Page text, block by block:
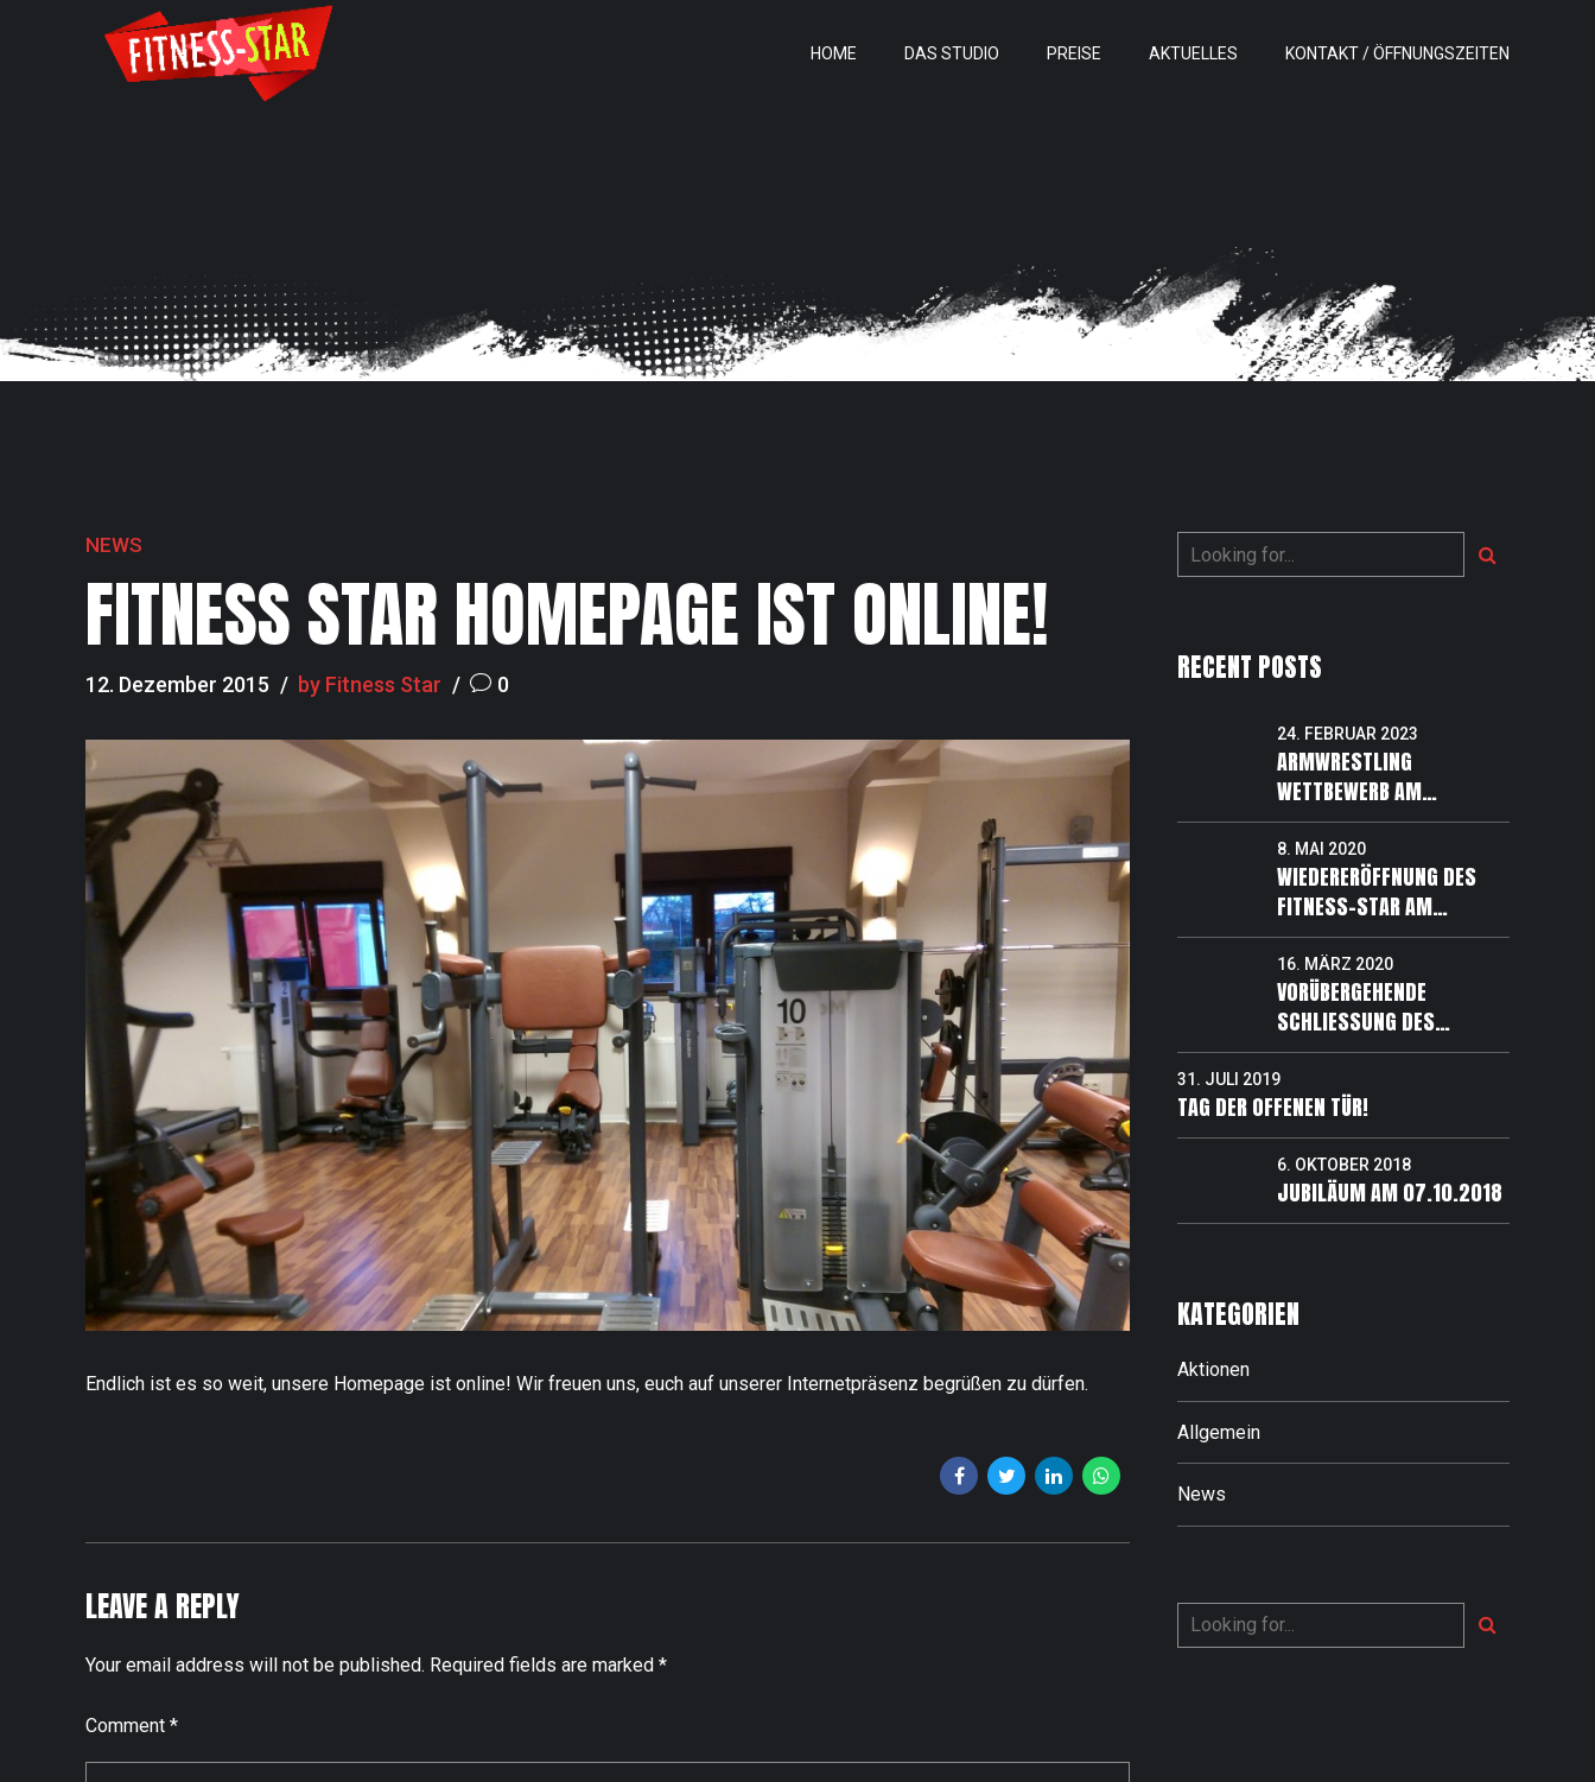
HOME DAS STUDIO PREISE AKTUELLES KONTAKT / ÖFFNUNGSZEITEN
NEWS
FITNESS STAR HOMEPAGE IST ONLINE!
12. Dezember 2015 by Fitness Star 0
Endlich ist es so weit, unsere Homepage ist online! Wir freuen uns, euch auf unserer Internetpräsenz begrüßen zu dürfen.
LEAVE A REPLY
Your email address will not be published. Required fields are marked *
Comment *
RECENT POSTS
24. FEBRUAR 2023
ARMWRESTLING
WETTBEWERB AM
04.03.2023 UM 12:00
UHR
8. MAI 2020
WIEDERERÖFFNUNG DES
FITNESS-STAR AM
11.05.2020 !
16. MÄRZ 2020
VORÜBERGEHENDE
SCHLIESSUNG DES F
ITNESSSTUDIOS !
31. JULI 2019
TAG DER OFFENEN TÜR!
6. OKTOBER 2018
JUBILÄUM AM 07.10.2018
KATEGORIEN
Aktionen
Allgemein
News